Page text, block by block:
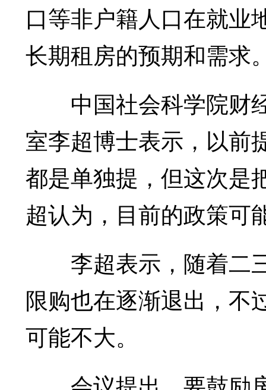
口等非户籍人口在就业
长期租房的预期和需求
中国社会科学院财
室李超博士表示，以前
都是单独提，但这次是
超认为，目前的政策可
李超表示，随着二
限购也在逐渐退出，不
可能不大。